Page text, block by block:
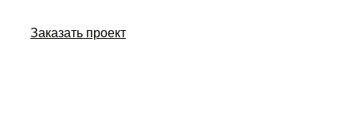
Заказать проект